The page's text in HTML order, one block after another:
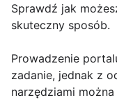
Sprawdź jak
skuteczny sposób.
Prowadzenie
zadanie, jednak z
narzędziami